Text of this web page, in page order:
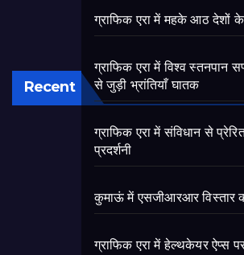
Recent
ग्राफिक एरा में महके आठ देशों
ग्राफिक एरा में विश्व स्तनपान
से जुड़ी भ्रांतियाँ घातक
ग्राफिक एरा में संविधान से
प्रदर्शनी
कुमाऊं में एसजीआरआर विस्तार
ग्राफिक एरा में हेल्थकेयर ऐप्स